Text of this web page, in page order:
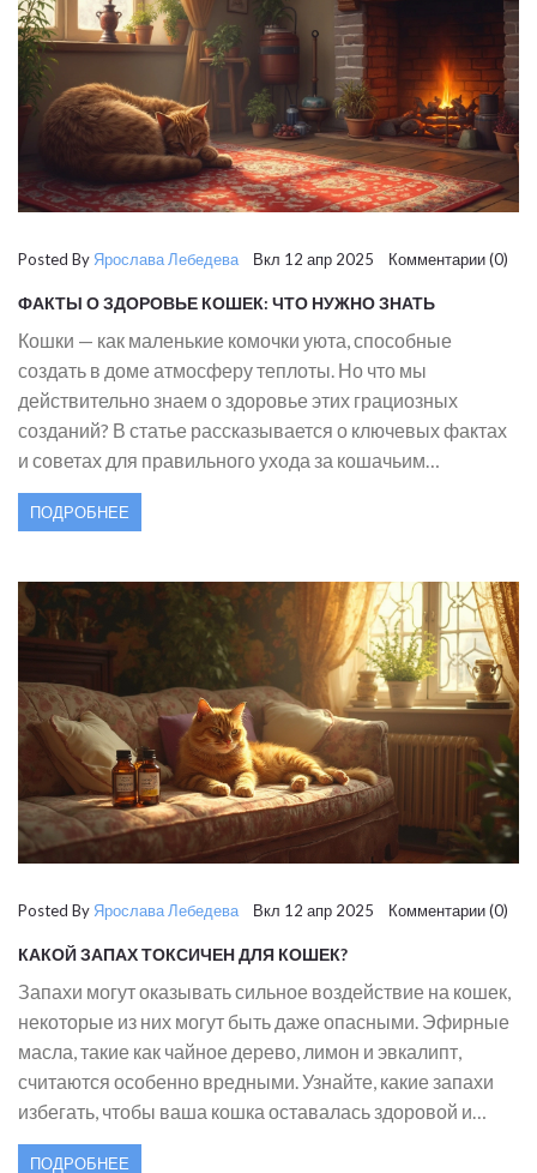
Posted By Ярослава Лебедева Вкл 12 апр 2025 Комментарии (0)
ФАКТЫ О ЗДОРОВЬЕ КОШЕК: ЧТО НУЖНО ЗНАТЬ
Кошки — как маленькие комочки уюта, способные
создать в доме атмосферу теплоты. Но что мы
действительно знаем о здоровье этих грациозных
созданий? В статье рассказывается о ключевых фактах
и советах для правильного ухода за кошачьим
здоровьем, таких как подходящее питание, симптомы
возможных заболеваний и общее поддержание
изменения в их жизни могут оказать существенное
влияние на качество их жизни.
ПОДРОБНЕЕ
Posted By Ярослава Лебедева Вкл 12 апр 2025 Комментарии (0)
КАКОЙ ЗАПАХ ТОКСИЧЕН ДЛЯ КОШЕК?
Запахи могут оказывать сильное воздействие на кошек,
некоторые из них могут быть даже опасными. Эфирные
масла, такие как чайное дерево, лимон и эвкалипт,
считаются особенно вредными. Узнайте, какие запахи
избегать, чтобы ваша кошка оставалась здоровой и
счастливой. В статье рассказываются также интересные
ПОДРОБНЕЕ